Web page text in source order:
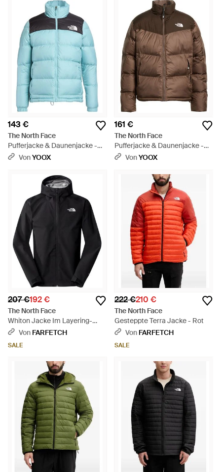
143 €
The North Face
Pufferjacke & Daunenjacke -
BlauVonYOOX
161 €
The North Face
Pufferjacke & Daunenjacke -
Braun
VonYOOX
207 €192 €
The North Face
Whiton Jacke Im Layering-
Look - Schwarz
Von FARFETCH
SALE
222 €210 €
The North Face
Gesteppte Terra Jacke - Rot
Von FARFETCH
SALE